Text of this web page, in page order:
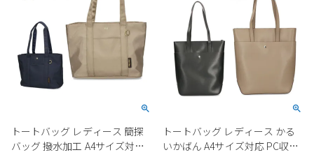
moz
new balance
puma
SKECHERS
GAP
new balance
new balance
asics
瞬足
トートバッグ
ショルダーバッグ
財布
会員サービス
お問い合わせ
メルマガ購買
トートバッグ レディース 簡探
バッグ 撥水加工 A4サイズ対応
トートバッグ レディース かる
いかばん A4サイズ対応 PC収納